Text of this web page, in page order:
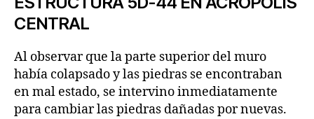
CENTRAL
Al observar que la parte superior del muro
había colapsado y las piedras se encontraban
en mal estado, se intervino inmediatamente
para cambiar las piedras dañadas por nuevas.